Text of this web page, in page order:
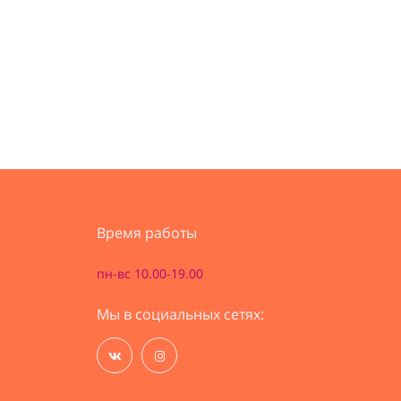
Время работы
пн-вс 10.00-19.00
Мы в социальных сетях: